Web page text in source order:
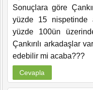
Sonuçlara göre
yüzde 15 nispetinde
yüzde 100ün
Çankırılı arkadaşlar
edebilir mi acaba???
Cevapla